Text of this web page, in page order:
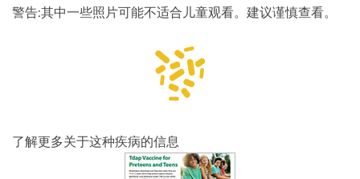
警告:其中一些照片可能不适合儿童观看。建议谨慎查看。
了解更多关于这种疾病的信息